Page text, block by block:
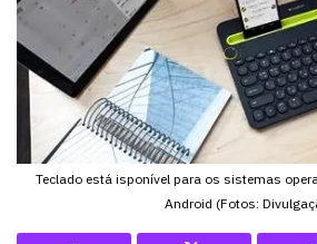
Teclado está isponível para os sistemas
Android (Fotos: